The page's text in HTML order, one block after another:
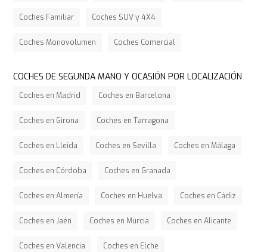
Coches Familiar Coches SUV y 4X4
Coches Monovolumen Coches Comercial
COCHES DE SEGUNDA MANO Y OCASIÓN POR LOCALIZACIÓN
Coches en Madrid Coches en Barcelona
Coches en Girona Coches en Tarragona
Coches en Lleida Coches en Sevilla Coches en Málaga
Coches en Córdoba Coches en Granada
Coches en Almería Coches en Huelva Coches en Cádiz
Coches en Jaén Coches en Murcia Coches en Alicante
Coches en Valencia Coches en Elche